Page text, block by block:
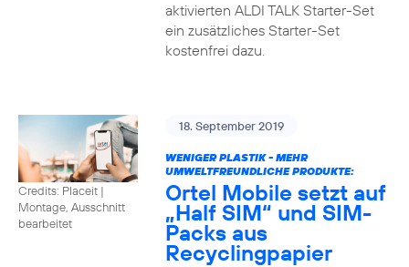
aktivierten ALDI TALK Starter-Set
ein zusätzliches Starter-Set
kostenfrei dazu.
Credits: Placeit |
Montage, Ausschnitt
bearbeitet
18. September 2019
WENIGER PLASTIK - MEHR
UMWELTFREUNDLICHE PRODUKTE:
Ortel Mobile setzt auf
„Half SIM“ und SIM-
Packs aus
Recyclingpapier